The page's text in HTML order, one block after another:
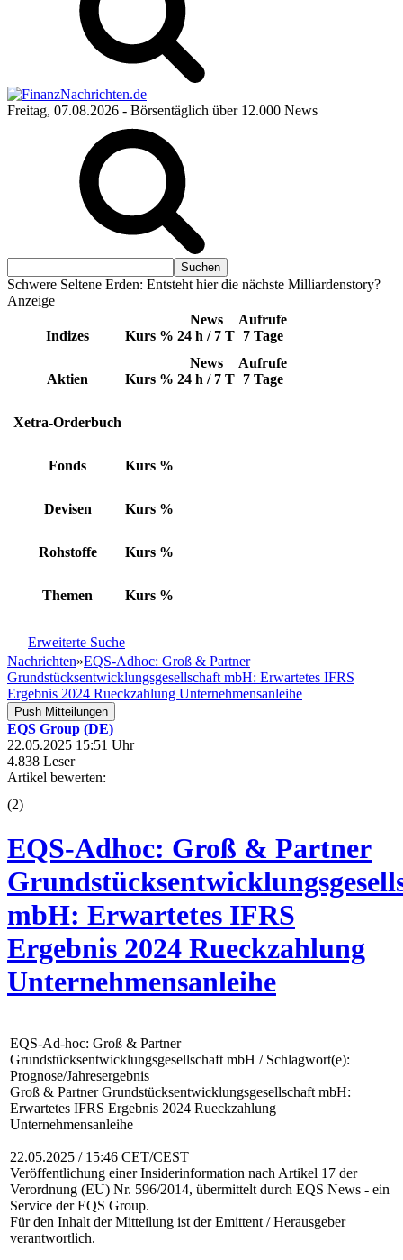
Freitag, 07.08.2026 - Börsentäglich über 12.000 News
Schwere Seltene Erden: Entsteht hier die nächste Milliardenstory?
Anzeige
Indizes Kurs %
News
24 h / 7 T
Aufrufe
7 Tage
Aktien Kurs %
News
24 h / 7 T
Aufrufe
7 Tage
Xetra-Orderbuch
Fonds Kurs %
Devisen Kurs %
Rohstoffe Kurs %
Themen Kurs %
Erweiterte Suche
Nachrichten»EQS-Adhoc: Groß & Partner
Grundstücksentwicklungsgesellschaft mbH: Erwartetes IFRS
Ergebnis 2024 Rueckzahlung Unternehmensanleihe
Push Mitteilungen
EQS Group (DE)
22.05.2025 15:51 Uhr
4.838 Leser
Artikel bewerten:
(2)
EQS-Adhoc: Groß & Partner
mbH: Erwartetes IFRS
Ergebnis 2024 Rueckzahlung
Unternehmensanleihe
EQS-Ad-hoc: Groß & Partner
Grundstücksentwicklungsgesellschaft mbH / Schlagwort(e):
Prognose/Jahresergebnis
Groß & Partner Grundstücksentwicklungsgesellschaft mbH:
Erwartetes IFRS Ergebnis 2024 Rueckzahlung
Unternehmensanleihe
22.05.2025 / 15:46 CET/CEST
Veröffentlichung einer Insiderinformation nach Artikel 17 der
Verordnung (EU) Nr. 596/2014, übermittelt durch EQS News - ein
Service der EQS Group.
Für den Inhalt der Mitteilung ist der Emittent / Herausgeber
verantwortlich.